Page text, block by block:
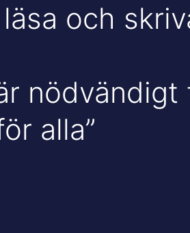
och
nödvändigt
alla